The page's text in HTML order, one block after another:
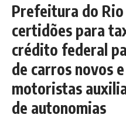
Prefeitura do
certidões para
crédito federal
de carros novos
motoristas
de autonomias